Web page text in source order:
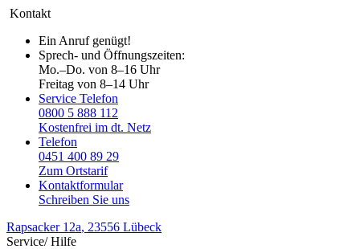
Kontakt
Ein Anruf genügt!
Sprech- und Öffnungszeiten:
Mo.–Do. von 8–16 Uhr
Freitag von 8–14 Uhr
Service Telefon
0800 5 888 112
Kostenfrei im dt. Netz
Telefon
0451 400 89 29
Zum Ortstarif
Kontaktformular
Schreiben Sie uns
Rapsacker 12a, 23556 Lübeck
Service/ Hilfe